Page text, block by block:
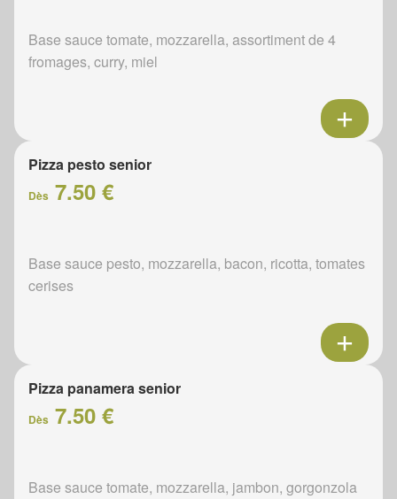
Base sauce tomate, mozzarella, assortiment de 4
fromages, curry, miel
Pizza pesto senior
Dès 7.50 €
Base sauce pesto, mozzarella, bacon, ricotta, tomates
cerises
Pizza panamera senior
Dès 7.50 €
Base sauce tomate, mozzarella, jambon, gorgonzola